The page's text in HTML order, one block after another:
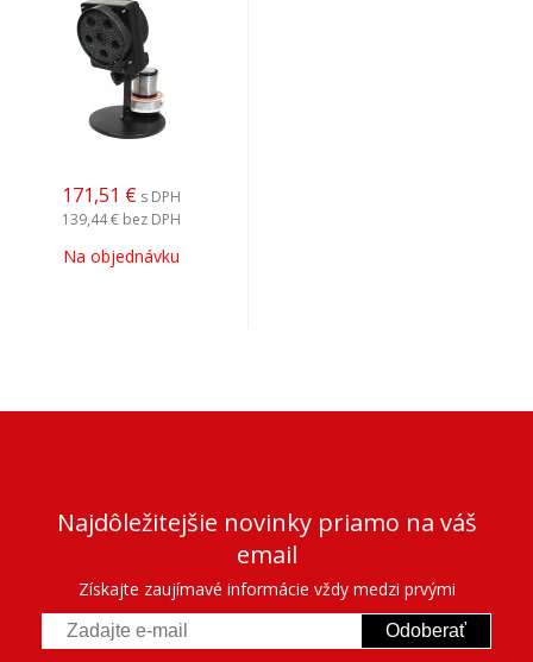
171,51 € s DPH
139,44 € bez DPH
Na objednávku
Najdôležitejšie novinky priamo na váš
email
Získajte zaujímavé informácie vždy medzi prvými
Odoberať